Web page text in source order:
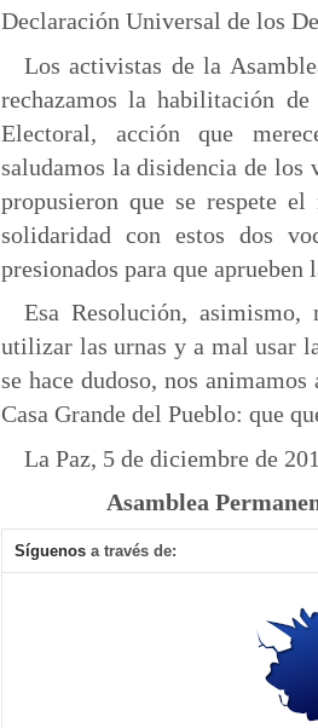
Declaración Universal de los
Los activistas de la
rechazamos la habilitación
Electoral, acción que
saludamos la disidencia de los
propusieron que se respete
solidaridad con estos dos
presionados para que
Esa Resolución,
utilizar las urnas y a mal usar
se hace dudoso, nos
Casa Grande del Pueblo: que
La Paz, 5 de diciembre de
Asamblea
Síguenos a través de: